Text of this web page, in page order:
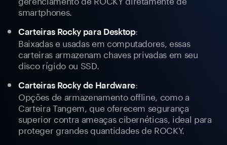
smartphones.
Carteiras Rocky para Desktop:
Baixadas e usadas em computadores, essas
carteiras armazenam chaves privadas em seu
disco rígido ou SSD.
Carteiras Rocky de Hardware:
Opções de armazenamento offline, como a
Carteira Tangem, que oferecem segurança
superior contra ameaças cibernéticas, ideal para
proteger grandes quantidades de ROCKY.